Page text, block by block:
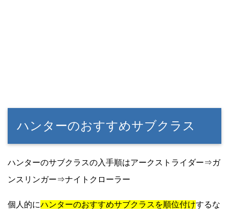
ハンターのおすすめサブクラス
ハンターのサブクラスの入手順はアークストライダー⇒ガ
ンスリンガー⇒ナイトクローラー
個人的にハンターのおすすめサブクラスを順位付けするな